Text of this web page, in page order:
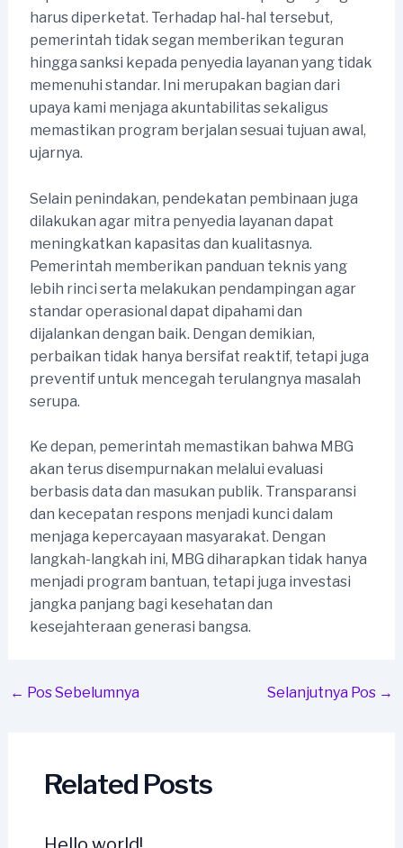
harus diperketat. Terhadap hal-hal tersebut,
pemerintah tidak segan memberikan teguran
hingga sanksi kepada penyedia layanan yang tidak
memenuhi standar. Ini merupakan bagian dari
upaya kami menjaga akuntabilitas sekaligus
memastikan program berjalan sesuai tujuan awal,
ujarnya.
Selain penindakan, pendekatan pembinaan juga
dilakukan agar mitra penyedia layanan dapat
meningkatkan kapasitas dan kualitasnya.
Pemerintah memberikan panduan teknis yang
lebih rinci serta melakukan pendampingan agar
standar operasional dapat dipahami dan
dijalankan dengan baik. Dengan demikian,
perbaikan tidak hanya bersifat reaktif, tetapi juga
preventif untuk mencegah terulangnya masalah
serupa.
Ke depan, pemerintah memastikan bahwa MBG
akan terus disempurnakan melalui evaluasi
berbasis data dan masukan publik. Transparansi
dan kecepatan respons menjadi kunci dalam
menjaga kepercayaan masyarakat. Dengan
langkah-langkah ini, MBG diharapkan tidak hanya
menjadi program bantuan, tetapi juga investasi
jangka panjang bagi kesehatan dan
kesejahteraan generasi bangsa.
Post
← Pos Sebelumnya Selanjutnya Pos →
Related Posts